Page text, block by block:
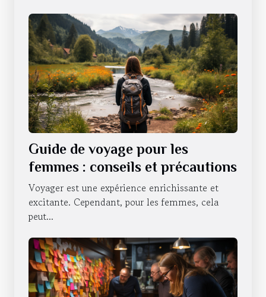
Guide de voyage pour les
femmes : conseils et précautions
Voyager est une expérience enrichissante et
excitante. Cependant, pour les femmes, cela
peut...